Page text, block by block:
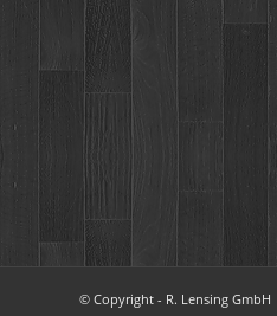
© Copyright - R. Lensing GmbH